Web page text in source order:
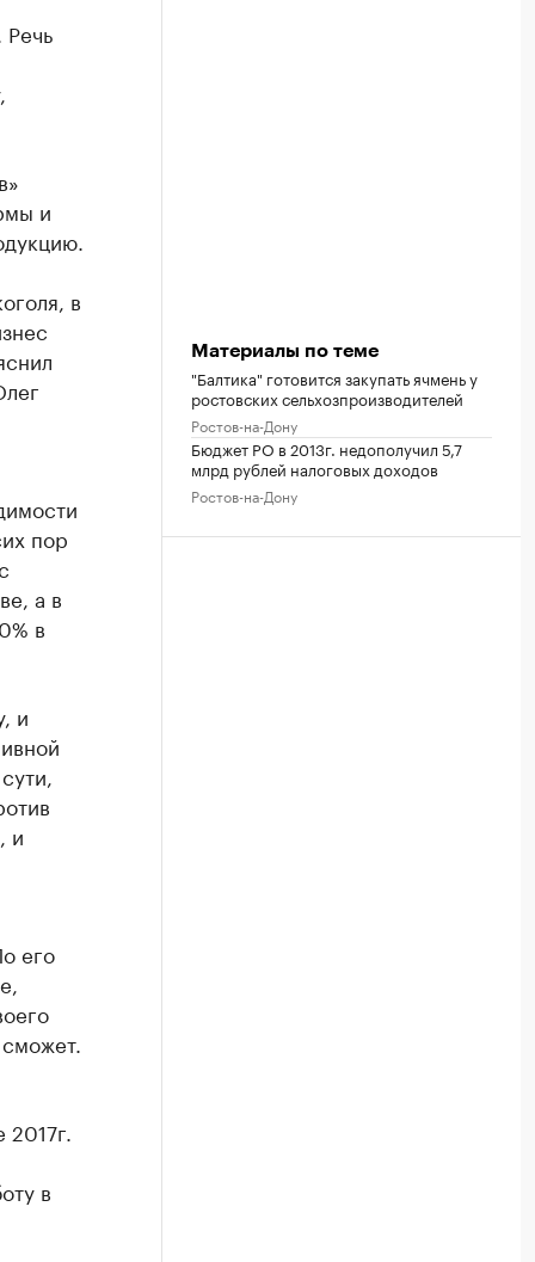
и
в
пор
а в
в
и
и
его
в
Материалы по теме
"Балтика" готовится закупать ячмень у
ростовских сельхозпроизводителей
Ростов-на-Дону
Бюджет РО в 2013г. недополучил 5,7
млрд рублей налоговых доходов
Ростов-на-Дону